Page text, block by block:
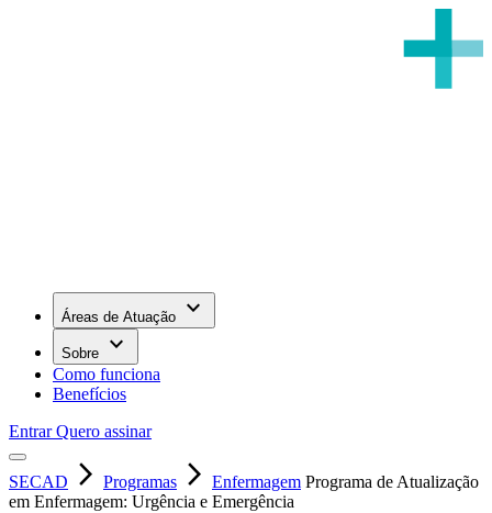
Áreas de Atuação keyboard_arrow_down
Sobre keyboard_arrow_down
Como funciona
Benefícios
EntrarQuero assinar
SECAD arrow_forward_ios Programas arrow_forward_ios Enfermagem Programa de Atualização
em Enfermagem: Urgência e Emergência